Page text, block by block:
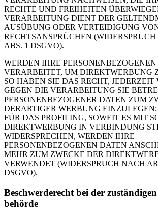
RECHTE UND FREIHEITEN
VERARBEITUNG DIENT DER
AUSÜBUNG ODER VERTEIDIGUNG
RECHTSANSPRÜCHEN (WIDERSPRUCH
ABS. 1 DSGVO).
WERDEN IHRE
VERARBEITET, UM DIREKTWERBUNG
SO HABEN SIE DAS RECHT, JEDERZEIT
GEGEN DIE VERARBEITUNG SIE
PERSONENBEZOGENER DATEN ZUM
DERARTIGER WERBUNG
FÜR DAS PROFILING, SOWEIT ES MIT
DIREKTWERBUNG IN VERBINDUNG
WIDERSPRECHEN, WERDEN IHRE
PERSONENBEZOGENEN DATEN
MEHR ZUM ZWECKE DER
VERWENDET (WIDERSPRUCH NACH
DSGVO).
Beschwerde­recht bei der
behörde